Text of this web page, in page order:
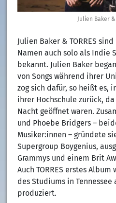
Julien Baker &
Julien Baker & TORRES
Namen auch solo als Indie
bekannt. Julien Baker
von Songs während ihrer
zog sich dafür, so heißt es,
ihrer Hochschule zurück,
Nacht geöffnet waren.
und Phoebe Bridgers –
Musiker:innen – gründete
Supergroup Boygenius,
Grammys und einem Brit
Auch TORRES erstes
des Studiums in Tennessee
produziert.